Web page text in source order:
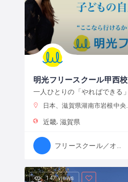
明光フリースクール甲西校
日本、滋賀県湖南市岩根中央３丁目 ルミエールミヤビ
近畿 滋賀県
147 views